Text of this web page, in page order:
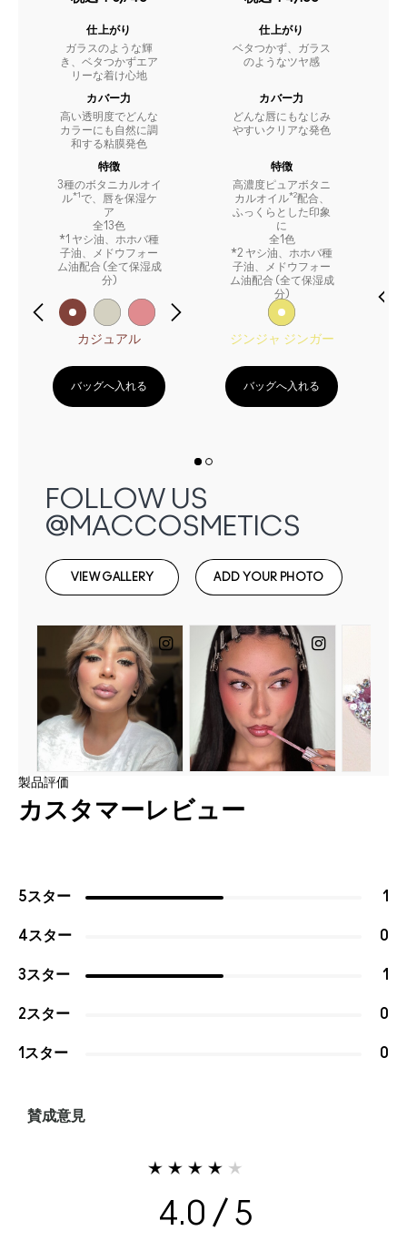
仕上がり
ガラスのような輝
き、ベタつかずエア
リーな着け心地
カバー力
高い透明度でどんな
カラーにも自然に調
和する粘膜発色
特徴
3種のボタニカルオイ
ル*1 で、唇を保湿ケ
ア
全13色
*1 ヤシ油、ホホバ種
子油、メドウフォー
ム油配合 (全て保湿成
分)
カジュアル
バッグへ入れる
仕上がり
ベタつかず、ガラス
のようなツヤ感
カバー力
どんな唇にもなじみ
やすいクリアな発色
特徴
高濃度ピュアボタニ
カルオイル*2配合、
ふっくらとした印象
に
全1色
*2 ヤシ油、ホホバ種
子油、メドウフォー
ム油配合 (全て保湿成
分)
ジンジャ ジンガー
バッグへ入れる
製品評価
カスタマーレビュー
5スター 1
4スター 0
3スター 1
2スター 0
1スター 0
賛成意見
4.0